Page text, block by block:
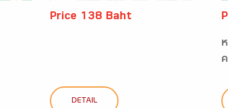
Price 138 Baht
DETAIL